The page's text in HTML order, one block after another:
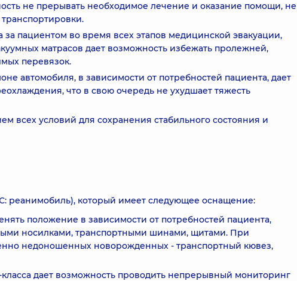
не прерывать необходимое лечение и оказание помощи, не
пациентом во время всех этапов медицинской эвакуации,
матрасов дает возможность избежать пролежней,
перевязок.
автомобиля, в зависимости от потребностей пациента, дает
что в свою очередь не ухудшает тяжесть
всех условий для сохранения стабильного состояния и
реанимобиль), который имеет следующее оснащение:
положение в зависимости от потребностей пациента,
носилками, транспортными шинами, щитами. При
недоношенных новорожденных - транспортный кювез,
дает возможность проводить непрерывный мониторинг